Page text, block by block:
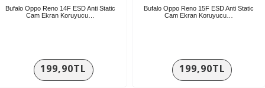
Bufalo Oppo Reno 14F ESD Anti Static
Cam Ekran Koruyucu…
199,90TL
Bufalo Oppo Reno 15F ESD Anti Static
Cam Ekran Koruyucu…
199,90TL